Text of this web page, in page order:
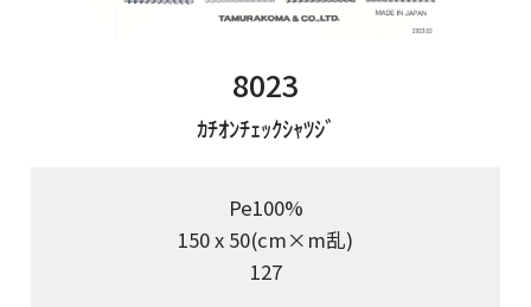
8023
ｶﾁｵﾝﾁｪｯｸｼｬﾂｼﾞ
Pe100%
150 x 50(cm×m乱)
127